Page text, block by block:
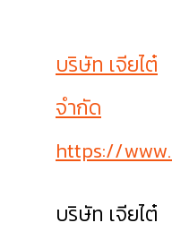
บริษัท เจียไต๋
จำกัด
https://
บริษัท เจียไต๋